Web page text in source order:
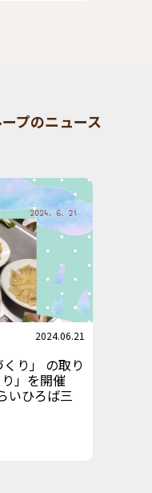
プのニュース
2024.06.21
くり」 の取り
」を開催
いひろば三